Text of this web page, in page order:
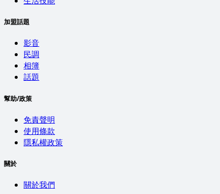
加盟話題
影音
民調
相簿
話題
幫助/政策
免責聲明
使用條款
隱私權政策
關於
關於我們